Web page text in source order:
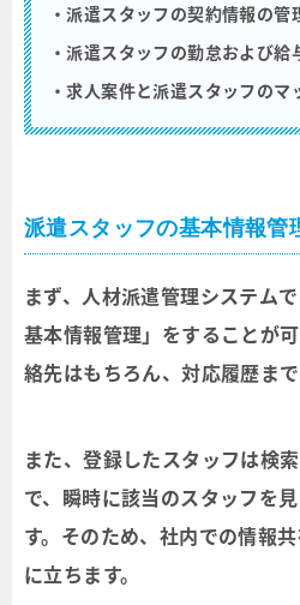
・派遣スタッフの契約情報の管
・派遣スタッフの勤怠および給
・求人案件と派遣スタッフのマ
派遣スタッフの基本情報管
まず、人材派遣管理システム
基本情報管理」をすることが
絡先はもちろん、対応履歴まで
また、登録したスタッフは検
で、瞬時に該当のスタッフを
す。そのため、社内での情報
に立ちます。